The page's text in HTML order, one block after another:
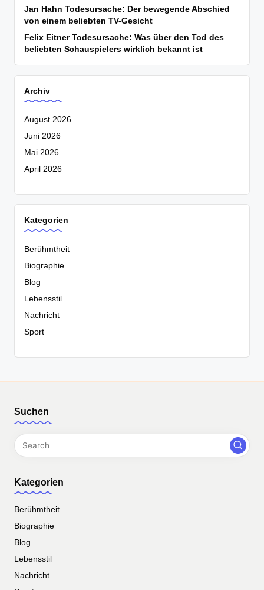
Jan Hahn Todesursache: Der bewegende Abschied
von einem beliebten TV-Gesicht
Felix Eitner Todesursache: Was über den Tod des
beliebten Schauspielers wirklich bekannt ist
Archiv
August 2026
Juni 2026
Mai 2026
April 2026
Kategorien
Berühmtheit
Biographie
Blog
Lebensstil
Nachricht
Sport
Suchen
Kategorien
Berühmtheit
Biographie
Blog
Lebensstil
Nachricht